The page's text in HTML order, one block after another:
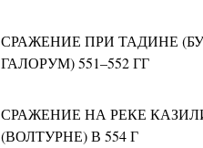
СРАЖЕНИЕ ПРИ ТАДИНЕ
ГАЛОРУМ) 551–552 ГГ
СРАЖЕНИЕ НА РЕКЕ
(ВОЛТУРНЕ) В 554 Г